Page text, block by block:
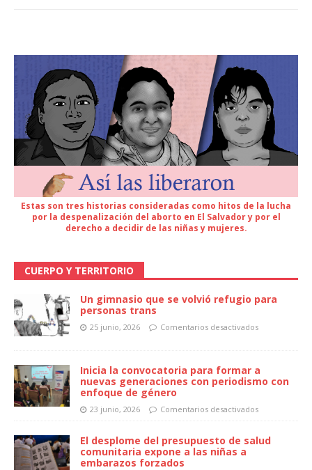
Estas son tres historias consideradas como hitos de la lucha
por la despenalización del aborto en El Salvador y por el
derecho a decidir de las niñas y mujeres.
CUERPO Y TERRITORIO
Un gimnasio que se volvió refugio para
personas trans
25 junio, 2026 Comentarios desactivados
Inicia la convocatoria para formar a
nuevas generaciones con periodismo con
enfoque de género
23 junio, 2026 Comentarios desactivados
El desplome del presupuesto de salud
comunitaria expone a las niñas a
embarazos forzados